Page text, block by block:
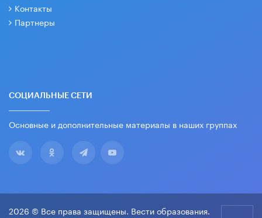
Контакты
Партнеры
СОЦИАЛЬНЫЕ СЕТИ
Основные и дополнительные материалы в наших группах
2026 © Все права защищены. Вести образования.